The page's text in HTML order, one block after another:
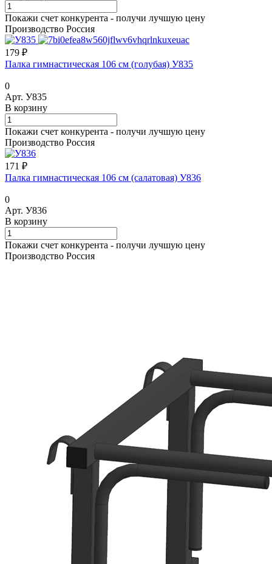
Покажи счет конкурента - получи лучшую цену
Производство Россия
179 ₽
Палка гимнастическая 106 см (голубая) У835
0
Арт. У835
В корзину
Покажи счет конкурента - получи лучшую цену
Производство Россия
171 ₽
Палка гимнастическая 106 см (салатовая) У836
0
Арт. У836
В корзину
Покажи счет конкурента - получи лучшую цену
Производство Россия